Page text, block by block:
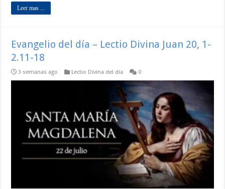
Leer mas ...
Evangelio del día – Lectio Divina Juan 20, 1-
2.11-18
3 semanas ago Lectio Divina del día 0